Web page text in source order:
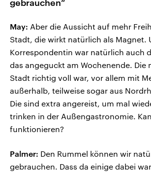
gebrauchen“
May: Aber die Aussicht auf mehr
Stadt, die wirkt natürlich als Magnet.
Korrespondentin war natürlich auch
das angeguckt am Wochenende. Die
Stadt richtig voll war, vor allem mit
außerhalb, teilweise sogar aus
Die sind extra angereist, um mal
trinken in der Außengastronomie.
funktionieren?
Palmer: Den Rummel können wir
gebrauchen. Dass da einige dabei